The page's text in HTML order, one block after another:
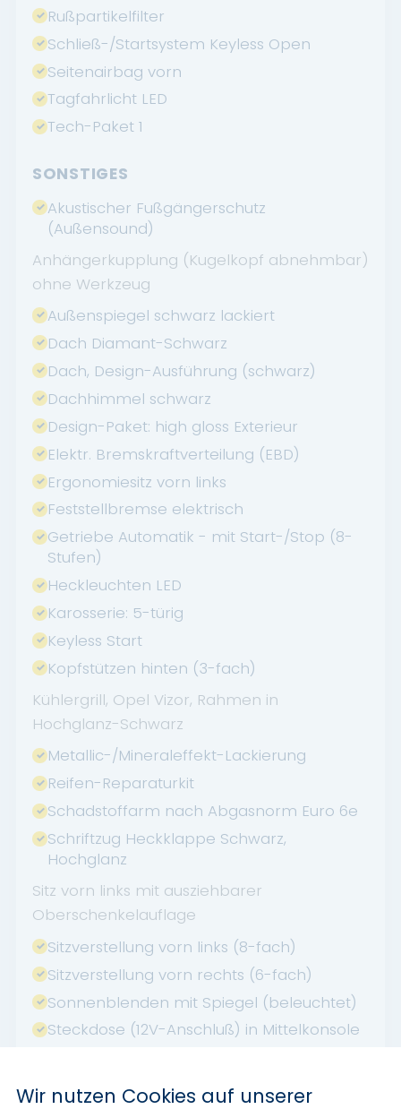
Rußpartikelfilter
Schließ-/Startsystem Keyless Open
Seitenairbag vorn
Tagfahrlicht LED
Tech-Paket 1
SONSTIGES
Akustischer Fußgängerschutz
(Außensound)
Anhängerkupplung (Kugelkopf abnehmbar)
ohne Werkzeug
Außenspiegel schwarz lackiert
Dach Diamant-Schwarz
Dach, Design-Ausführung (schwarz)
Dachhimmel schwarz
Design-Paket: high gloss Exterieur
Elektr. Bremskraftverteilung (EBD)
Ergonomiesitz vorn links
Feststellbremse elektrisch
Getriebe Automatik - mit Start-/Stop (8-
Stufen)
Heckleuchten LED
Karosserie: 5-türig
Keyless Start
Kopfstützen hinten (3-fach)
Kühlergrill, Opel Vizor, Rahmen in
Hochglanz-Schwarz
Metallic-/Mineraleffekt-Lackierung
Reifen-Reparaturkit
Schadstoffarm nach Abgasnorm Euro 6e
Schriftzug Heckklappe Schwarz,
Hochglanz
Sitz vorn links mit ausziehbarer
Oberschenkelauflage
Sitzverstellung vorn links (8-fach)
Sitzverstellung vorn rechts (6-fach)
Sonnenblenden mit Spiegel (beleuchtet)
Steckdose (12V-Anschluß) in Mittelkonsole
Maßgeschneiderte Leasing- &
Wir nutzen Cookies auf unserer